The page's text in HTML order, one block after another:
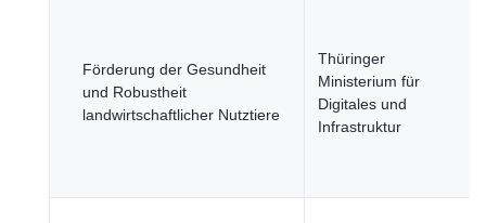
Förderung der Gesundheit
und Robustheit
landwirtschaftlicher Nutztiere
Thüringer
Ministerium für
Digitales und
Infrastruktur